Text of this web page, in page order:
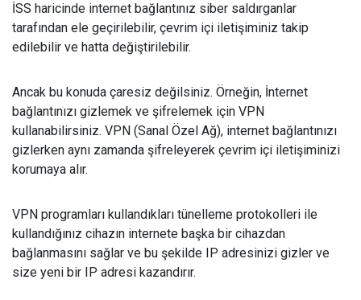
İSS haricinde internet bağlantınız siber saldırganlar
tarafından ele geçirilebilir, çevrim içi iletişiminiz takip
edilebilir ve hatta değiştirilebilir.
Ancak bu konuda çaresiz değilsiniz. Örneğin, İnternet
bağlantınızı gizlemek ve şifrelemek için VPN
kullanabilirsiniz. VPN (Sanal Özel Ağ), internet bağlantınızı
gizlerken aynı zamanda şifreleyerek çevrim içi iletişiminizi
korumaya alır.
VPN programları kullandıkları tünelleme protokolleri ile
kullandığınız cihazın internete başka bir cihazdan
bağlanmasını sağlar ve bu şekilde IP adresinizi gizler ve
size yeni bir IP adresi kazandırır.